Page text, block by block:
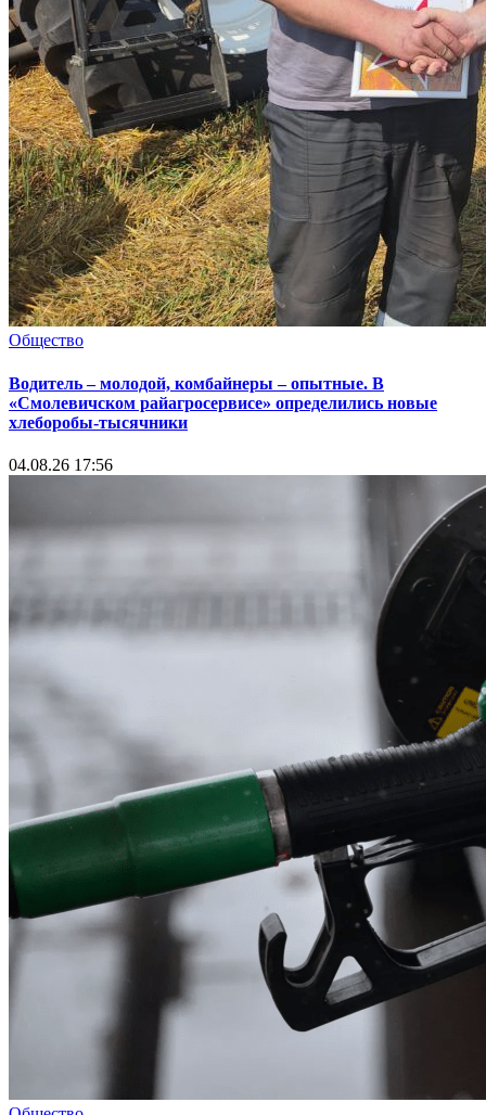
Общество
Водитель – молодой, комбайнеры – опытные. В
«Смолевичском райагросервисе» определились новые
хлеборобы-тысячники
04.08.26 17:56